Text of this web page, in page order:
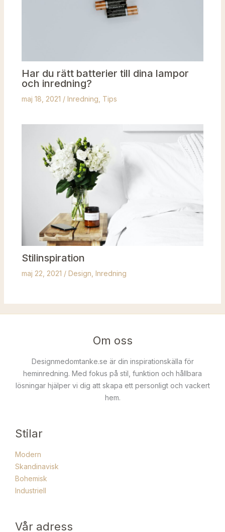
Har du rätt batterier till dina lampor
och inredning?
maj 18, 2021 / Inredning Tips
Stilinspiration
maj 22, 2021 / Design Inredning
Om oss
Designmedomtanke.se är din inspirationskälla för
heminredning. Med fokus på stil, funktion och hållbara
lösningar hjälper vi dig att skapa ett personligt och vackert
hem.
Stilar
Modern
Skandinavisk
Bohemisk
Industriell
Vår adress